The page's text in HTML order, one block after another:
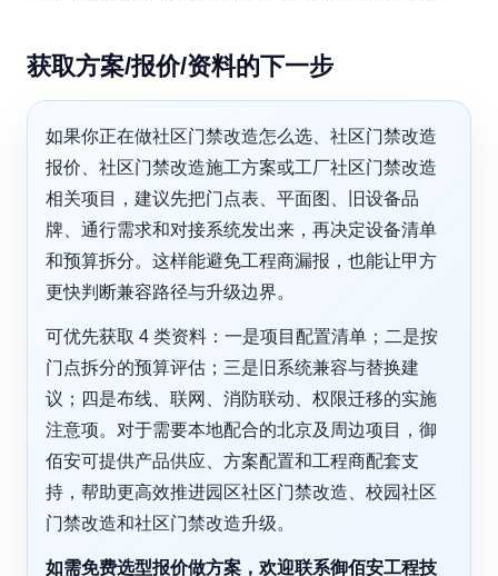
获取方案/报价/资料的下一步
如果你正在做社区门禁改造怎么选、社区门禁改造
报价、社区门禁改造施工方案或工厂社区门禁改造
相关项目，建议先把门点表、平面图、旧设备品
牌、通行需求和对接系统发出来，再决定设备清单
和预算拆分。这样能避免工程商漏报，也能让甲方
更快判断兼容路径与升级边界。
可优先获取 4 类资料：一是项目配置清单；二是按
门点拆分的预算评估；三是旧系统兼容与替换建
议；四是布线、联网、消防联动、权限迁移的实施
注意项。对于需要本地配合的北京及周边项目，御
佰安可提供产品供应、方案配置和工程商配套支
持，帮助更高效推进园区社区门禁改造、校园社区
门禁改造和社区门禁改造升级。
如需免费选型报价做方案，欢迎联系御佰安工程技